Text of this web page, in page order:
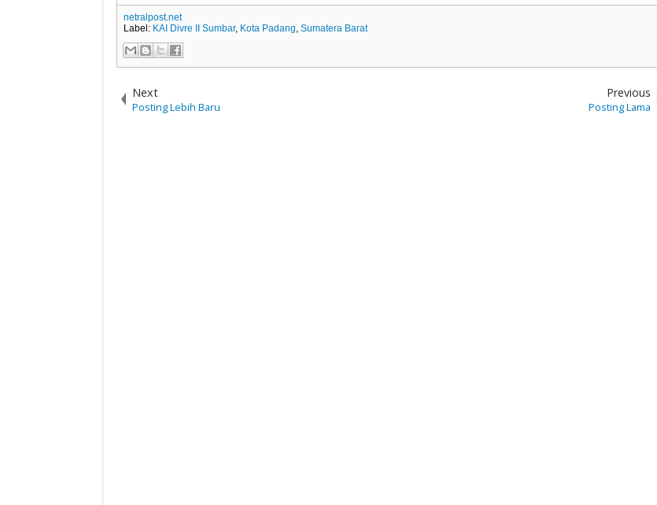
netralpost.net
Label: KAI Divre II Sumbar, Kota Padang,Sumatera Barat
Next
Posting Lebih Baru
Previous
Posting Lama